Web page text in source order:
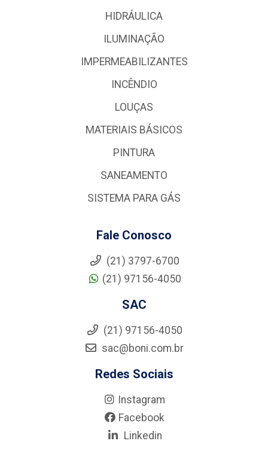
HIDRÁULICA
ILUMINAÇÃO
IMPERMEABILIZANTES
INCÊNDIO
LOUÇAS
MATERIAIS BÁSICOS
PINTURA
SANEAMENTO
SISTEMA PARA GÁS
Fale Conosco
(21) 3797-6700
(21) 97156-4050
SAC
(21) 97156-4050
sac@boni.com.br
Redes Sociais
Instagram
Facebook
Linkedin